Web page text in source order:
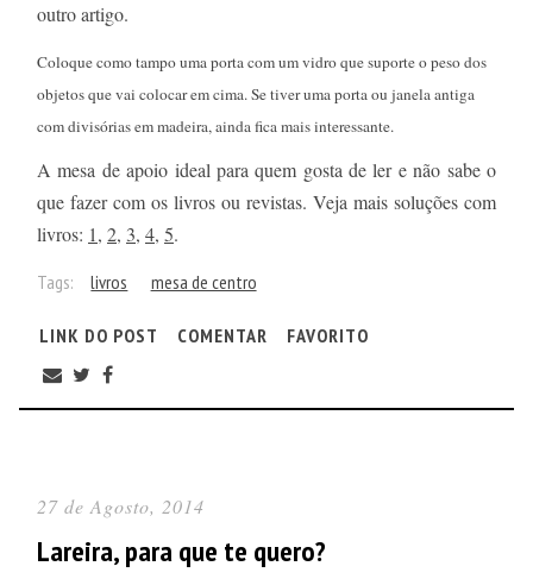
outro artigo.
Coloque como tampo uma porta com um vidro que suporte o peso dos
objetos que vai colocar em cima. Se tiver uma porta ou janela antiga
com divisórias em madeira, ainda fica mais interessante.
A mesa de apoio ideal para quem gosta de ler e não sabe o
que fazer com os livros ou revistas. Veja mais soluções com
livros: 1, 2, 3, 4, 5.
Tags: livros mesa de centro
LINK DO POST COMENTAR FAVORITO
27 de Agosto, 2014
Lareira, para que te quero?